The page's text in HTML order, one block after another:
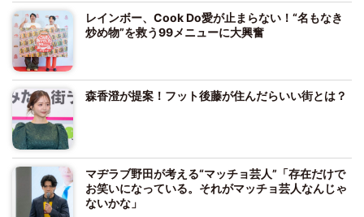
レインボー、Cook Do愛が止まらない！“名もなき
炒め物”を救う99メニューに大興奮
森香澄が提案！フット後藤が住んだらいい街とは？
マヂラブ野田が考える“マッチョ芸人”「存在だけで
お笑いになっている。それがマッチョ芸人なんじゃ
ないかな」